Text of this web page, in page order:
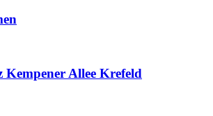
Kempener Allee Krefeld